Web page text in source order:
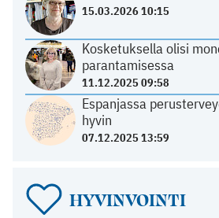
15.03.2026 10:15
Kosketuksella olisi
parantamisessa
11.12.2025 09:58
Espanjassa
hyvin
07.12.2025 13:59
HYVINVOINTI